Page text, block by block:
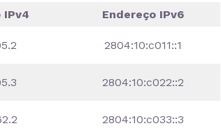
IPv4
Endereço IPv6
2804:10:c011::1
2804:10:c022::2
2804:10:c033::3